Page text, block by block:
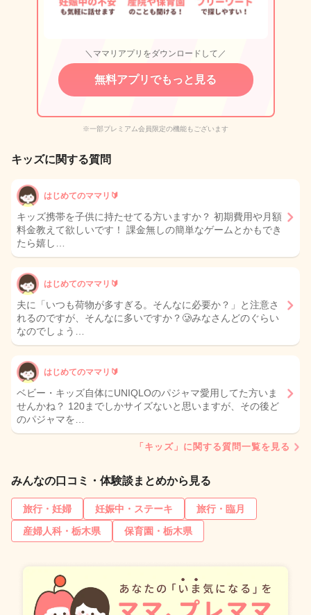
＼ママリアプリをダウンロードして／
無料アプリでもっと見る
※一部プレミアム会員限定の機能もございます
キッズに関する質問
はじめてのママリ🔰
キッズ携帯を子供に持たせてる方いますか？ 初期費用や月額
料金教えて欲しいです！ 課金無しの簡単なゲームとかもでき
たら嬉し…
はじめてのママリ🔰
夫に「いつも荷物が多すぎる。そんなに必要か？」と注意さ
れるのですが、そんなに多いですか？🥲みなさんどのぐらい
なのでしょう…
はじめてのママリ🔰
ベビー・キッズ自体にUNIQLOのパジャマ愛用してた方いま
せんかね？ 120までしかサイズないと思いますが、その後ど
のパジャマを…
「キッズ」に関する質問一覧を見る
みんなの口コミ・体験談まとめから見る
旅行・妊婦 妊娠中・ステーキ
旅行・臨月
産婦人科・栃木県
保育園・栃木県